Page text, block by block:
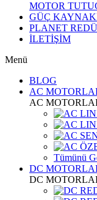
MOTOR
GÜÇ
PLANET
İLETİŞİM
Menü
BLOG
AC
AC
Tümünü
DC
DC